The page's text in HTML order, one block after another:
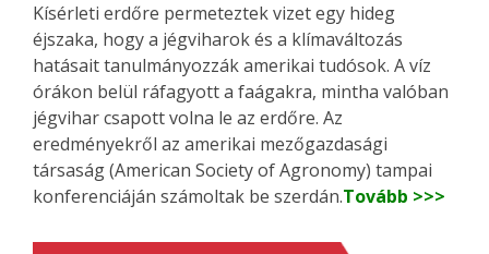
Kísérleti erdőre permeteztek vizet egy hideg
éjszaka, hogy a jégviharok és a klímaváltozás
hatásait tanulmányozzák amerikai tudósok. A víz
órákon belül ráfagyott a faágakra, mintha valóban
jégvihar csapott volna le az erdőre. Az
eredményekről az amerikai mezőgazdasági
társaság (American Society of Agronomy) tampai
konferenciáján számoltak be szerdán.Tovább >>>